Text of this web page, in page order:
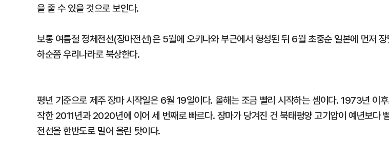
을 줄 수 있을 것으로 보인다.
보통 여름철 정체전선(장마전선)은 5월에 오키나와 부근에서 형성된 뒤 6월 초중순 일본에 먼저
하순쯤 우리나라로 북상한다.
평년 기준으로 제주 장마 시작일은 6월 19일이다. 올해는 조금 빨리 시작하는 셈이다. 1973년 이
작한 2011년과 2020년에 이어 세 번째로 빠르다. 장마가 당겨진 건 북태평양 고기압이 예년보다
전선을 한반도로 밀어 올린 탓이다.